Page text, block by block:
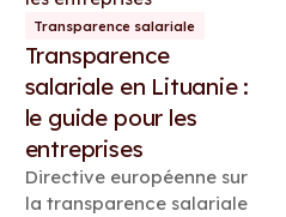
Transparence salariale
Transparence
salariale en Lituanie :
le guide pour les
entreprises
Directive européenne sur
la transparence salariale